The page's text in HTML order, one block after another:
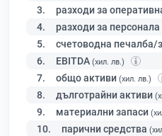
3. разходи за
4. разходи за персонала
5. счетоводна печалба/
6. EBITDA (хил. лв.)
7. общо активи (хил. лв.)
8. дълготрайни активи
9. материални запаси
10. парични средства